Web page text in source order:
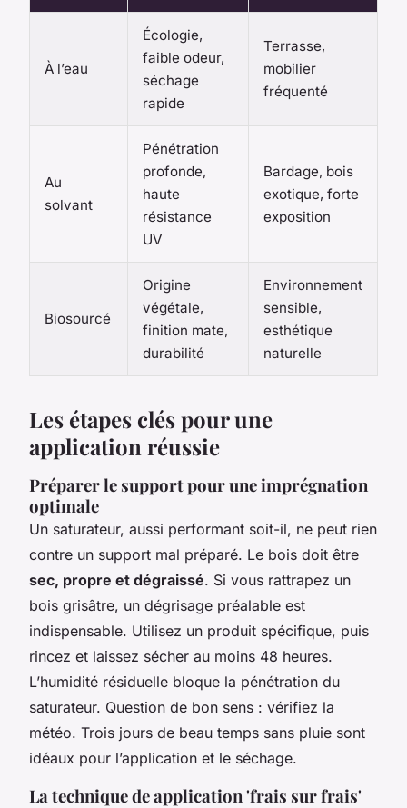
À l’eau
Écologie,
faible odeur,
séchage
rapide
Terrasse,
mobilier
fréquenté
Au
solvant
Pénétration
profonde,
haute
résistance
UV
Bardage, bois
exotique, forte
exposition
Biosourcé
Origine
végétale,
finition mate,
durabilité
Environnement
sensible,
esthétique
naturelle
Les étapes clés pour une
application réussie
Préparer le support pour une imprégnation
optimale
Un saturateur, aussi performant soit-il, ne peut rien
contre un support mal préparé. Le bois doit être
sec, propre et dégraissé. Si vous rattrapez un
bois grisâtre, un dégrisage préalable est
indispensable. Utilisez un produit spécifique, puis
rincez et laissez sécher au moins 48 heures.
L’humidité résiduelle bloque la pénétration du
saturateur. Question de bon sens : vérifiez la
météo. Trois jours de beau temps sans pluie sont
idéaux pour l’application et le séchage.
La technique de application 'frais sur frais'